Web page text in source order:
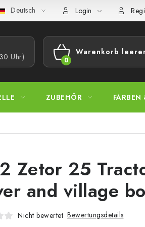
Beschwerdeverfahren
Deutsch Login
Uhr)
WARENKORB
Warenkorb
ZUBEHÖR FARBEN
Zetor 25
and village
Nicht bewertet Bewertungsdetails